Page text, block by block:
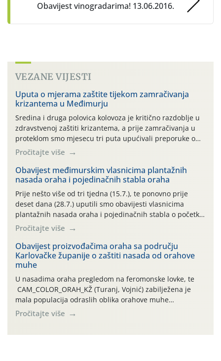
Obavijest vinogradarima! 13.06.2016.
VEZANE VIJESTI
Uputa o mjerama zaštite tijekom zamračivanja
krizantema u Međimurju
Sredina i druga polovica kolovoza je kritično razdoblje u
zdravstvenoj zaštiti krizantema, a prije zamračivanja u
proteklom smo mjesecu tri puta upućivali preporuke o
preventivnim mjerama zaštite krizantema od najčešćih
uzročnika bolesti, štetnika i fito-fagnih grinja (23.7., 14.7.,
06.7.)! Na početku ovog mjeseca je zabilježeno je
povijesno i ekstremno vruće meteorološko razdoblje, uz
najviše temperature […]
Pročitajte više
Obavijest međimurskim vlasnicima plantažnih
nasada oraha i pojedinačnih stabla oraha
Prije nešto više od tri tjedna (15.7.), te ponovno prije
deset dana (28.7.) uputili smo obavijesti vlasnicima
plantažnih nasada oraha i pojedinačnih stabla o početku
leta i ovogodišnjoj potrebi usmjerenog suzbijanja
orahove muhe (Rhagoletis completa)! Već dvanaest dana
traje drugi ovogodišnji “toplinski udar”, koji naročito
izražen zadnja šest dana (31.7.-05.8.), jer najviše
temperature zraka svakodnevno […]
Pročitajte više
Obavijest proizvođačima oraha sa području
Karlovačke županije o zaštiti nasada od orahove
muhe
U nasadima oraha pregledom na feromonske lovke, te
CAM_COLOR_ORAH_KŽ (Turanj, Vojnić) zabilježena je
mala populacija odraslih oblika orahove muhe
(Rhagoletis completa). Niska brojnost može se objasniti
činjenicom da je riječ o mladim nasadima s vrlo malim
Pročitajte više